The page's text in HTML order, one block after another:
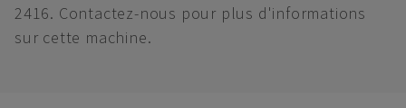
2416. Contactez-nous pour plus d'informations
sur cette machine.